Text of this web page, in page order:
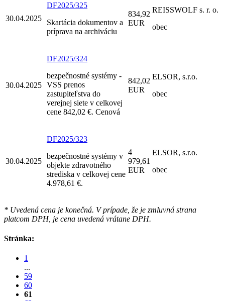
30.04.2025
DF2025/325
Skartácia dokumentov a
príprava na archiváciu
834,92
EUR
REISSWOLF s. r. o.
obec
30.04.2025
DF2025/324
bezpečnostné systémy -
VSS prenos
zastupiteľstva do
verejnej siete v celkovej
cene 842,02 €. Cenová
842,02
EUR
ELSOR, s.r.o.
obec
30.04.2025
DF2025/323
bezpečnostné systémy v
objekte zdravotného
strediska v celkovej cene
4.978,61 €.
4
979,61
EUR
ELSOR, s.r.o.
obec
* Uvedená cena je konečná. V prípade, že je zmluvná strana
platcom DPH, je cena uvedená vrátane DPH.
Stránka:
1
...
59
60
61